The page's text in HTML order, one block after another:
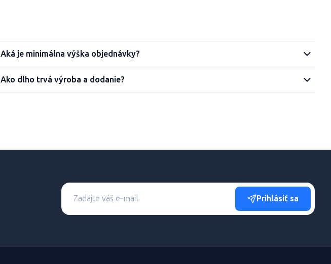
Aká je minimálna výška objednávky?
Ako dlho trvá výroba a dodanie?
Prihlásiť sa